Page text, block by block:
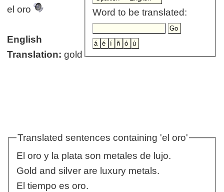
Word to be translated:
el oro
English
Translation: gold
Translated sentences containing 'el oro'
El oro y la plata son metales de lujo.
Gold and silver are luxury metals.
El tiempo es oro.